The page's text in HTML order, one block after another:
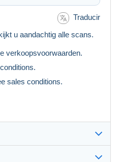
Traducir
u aandachtig alle scans.
verkoopsvoorwaarden.
sales conditions.